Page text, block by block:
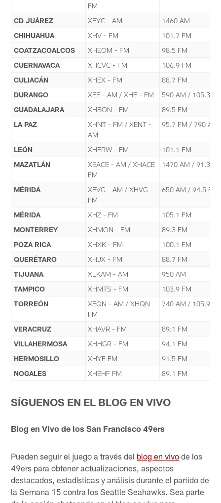
FM
CD JUÁREZ XEYC - AM
1460 AM
CHIHUAHUA
XHV - FM
101.7 FM
COATZACOALCOS
XHEOM - FM
98.5 FM
CUERNAVACA
XHCVC - FM
106.9 FM
CULIACÁN
XHEX - FM
88.7 FM
DURANGO
XEE - AM / XHE - FM
590 AM / 105.3
GUADALAJARA
XHBON - FM
89.5 FM
LA PAZ
XHNT - FM / XENT -
AM
95.7 FM / 790 AM
LEÓN XHERW - FM
101.1 FM
MAZATLÁN
XEACE - AM / XHACE
FM
1470 AM / 91.3
MÉRIDA
XEVG - AM / XHVG -
FM
650 AM / 94.5 FM
MÉRIDA XHZ - FM
105.1 FM
MONTERREY
XHMON - FM
89.3 FM
POZA RICA
XHXK - FM
100.1 FM
QUERÉTARO
XHJX - FM
88.7 FM
TIJUANA
XEKAM - AM
950 AM
TAMPICO
XHMTS - FM
103.9 FM
TORREÓN
XEQN - AM / XHQN
FM
740 AM / 105.9
VERACRUZ XHAVR - FM
89.1 FM
VILLAHERMOSA
XHHGR - FM
94.1 FM
HERMOSILLO
XHYF FM
91.5 FM
NOGALES
XHEHF FM 89.1 FM
SÍGUENOS EN EL BLOG EN VIVO
Blog en Vivo de los San Francisco 49ers
Pueden seguir el juego a través del blog en vivo de los
49ers para obtener actualizaciones, aspectos
destacados, estadísticas y análisis durante el partido de
la Semana 15 contra los Seattle Seahawks. Sea parte